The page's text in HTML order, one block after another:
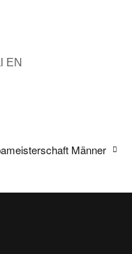
EN
Männer